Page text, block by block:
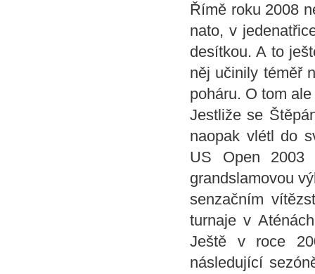
Římě roku 2008
nato, v
desítkou. A to
něj učinily téměř
poháru. O tom
Jestliže se
naopak vlétl do
US Open 2003
grandslamovou
senzačním
turnaje v
Ještě v roce
následující